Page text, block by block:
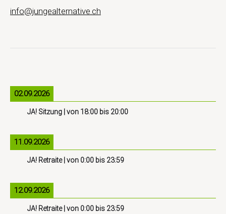
info@jungealternative.ch
02.09.2026
JA! Sitzung | von 18:00 bis 20:00
11.09.2026
JA! Retraite| von 0:00 bis 23:59
12.09.2026
JA! Retraite| von 0:00 bis 23:59